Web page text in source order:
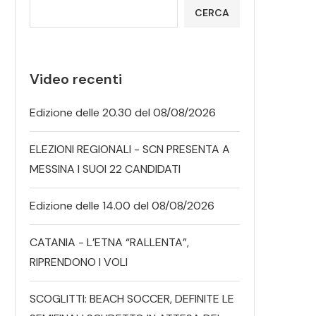
CERCA
Video recenti
Edizione delle 20.30 del 08/08/2026
ELEZIONI REGIONALI - SCN PRESENTA A
MESSINA I SUOI 22 CANDIDATI
Edizione delle 14.00 del 08/08/2026
CATANIA - L’ETNA “RALLENTA”,
RIPRENDONO I VOLI
SCOGLITTI: BEACH SOCCER, DEFINITE LE